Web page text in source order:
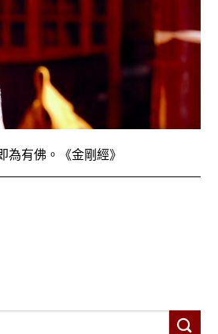
為有佛。《金剛經》